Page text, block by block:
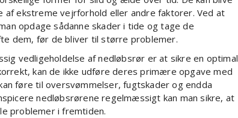
ekstreme vejrforhold eller andre faktorer. Ved at
opdage sådanne skader i tide og tage de
dem, før de bliver til større problemer.
vedligeholdelse af nedløbsrør er at sikre en optimal
kan de ikke udføre deres primære opgave med
føre til oversvømmelser, fugtskader og endda
nedløbsrørene regelmæssigt kan man sikre, at
problemer i fremtiden.